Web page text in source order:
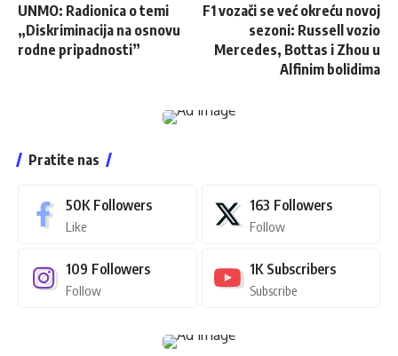
UNMO: Radionica o temi
„Diskriminacija na osnovu
rodne pripadnosti”
F1 vozači se već okreću novoj
sezoni: Russell vozio
Mercedes, Bottas i Zhou u
Alfinim bolidima
Pratite nas
50K Followers
Like
163 Followers
Follow
109 Followers
Follow
1K Subscribers
Subscribe